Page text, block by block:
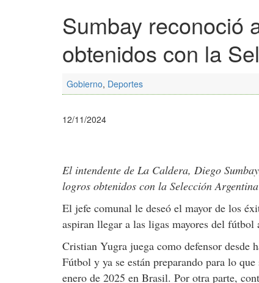
Sumbay reconoció
obtenidos con la
Gobierno, Deportes
12/11/2024
El intendente de La Caldera, Diego
logros obtenidos con la Selección
El jefe comunal le deseó el mayor de los
aspiran llegar a las ligas mayores del fútbol
Cristian Yugra juega como defensor
Fútbol y ya se están preparando para lo
enero de 2025 en Brasil. Por otra parte,